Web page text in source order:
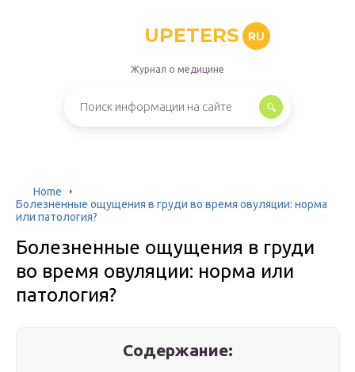
UPETERS RU
Журнал о медицине
Home
Болезненные ощущения в груди во время овуляции: норма
или патология?
Болезненные ощущения в груди
во время овуляции: норма или
патология?
Содержание: